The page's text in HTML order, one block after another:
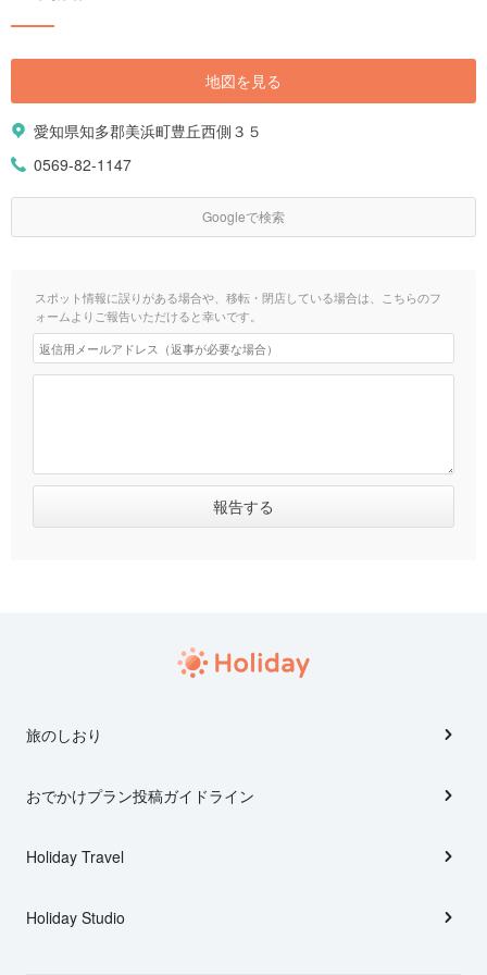
地図を見る
愛知県知多郡美浜町豊丘西側３５
0569-82-1147
Googleで検索
スポット情報に誤りがある場合や、移転・閉店している場合は、こちらのフ
ォームよりご報告いただけると幸いです。
旅のしおり
おでかけプラン投稿ガイドライン
Holiday Travel
Holiday Studio